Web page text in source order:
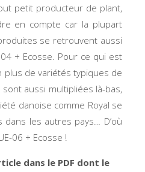
petit producteur de plant,
en compte car la plupart
se retrouvent aussi
+ Ecosse. Pour ce qui est
plus de variétés typiques de
sont aussi multipliées là-bas,
danoise comme Royal se
les autres pays… D’où
06 + Ecosse !
dans le PDF dont le